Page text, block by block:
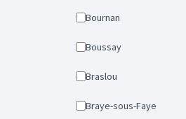
Bournan
Boussay
Braslou
Braye-sous-Faye